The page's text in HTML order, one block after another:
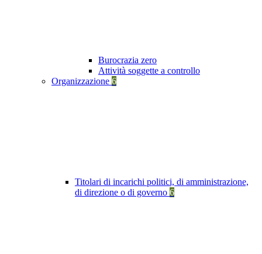
Burocrazia zero
Attività soggette a controllo
Organizzazione 6
Titolari di incarichi politici, di amministrazione,
di direzione o di governo 6